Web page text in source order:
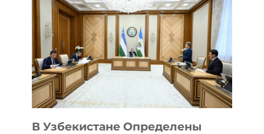
В Узбекистане Определены